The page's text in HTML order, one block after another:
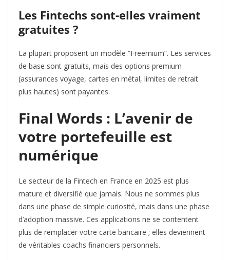
Les Fintechs sont-elles vraiment
gratuites ?
La plupart proposent un modèle “Freemium”. Les services
de base sont gratuits, mais des options premium
(assurances voyage, cartes en métal, limites de retrait
plus hautes) sont payantes.
Final Words : L’avenir de
votre portefeuille est
numérique
Le secteur de la Fintech en France en 2025 est plus
mature et diversifié que jamais. Nous ne sommes plus
dans une phase de simple curiosité, mais dans une phase
d’adoption massive. Ces applications ne se contentent
plus de remplacer votre carte bancaire ; elles deviennent
de véritables coachs financiers personnels.